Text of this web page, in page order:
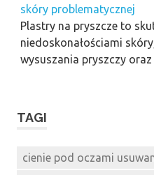
skóry problematycznej
Plastry na pryszcze to
niedoskonałościami
wysuszania pryszczy oraz
TAGI
cienie pod oczami